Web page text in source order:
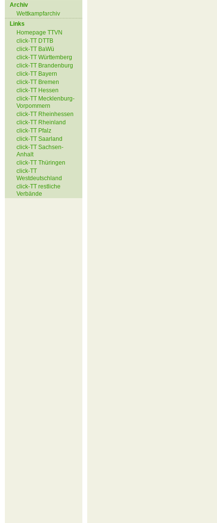
Archiv
Wettkampfarchiv
Links
Homepage TTVN
click-TT DTTB
click-TT BaWü
click-TT Württemberg
click-TT Brandenburg
click-TT Bayern
click-TT Bremen
click-TT Hessen
click-TT Mecklenburg-
Vorpommern
click-TT Rheinhessen
click-TT Rheinland
click-TT Pfalz
click-TT Saarland
click-TT Sachsen-
Anhalt
click-TT Thüringen
click-TT
Westdeutschland
click-TT restliche
Verbände